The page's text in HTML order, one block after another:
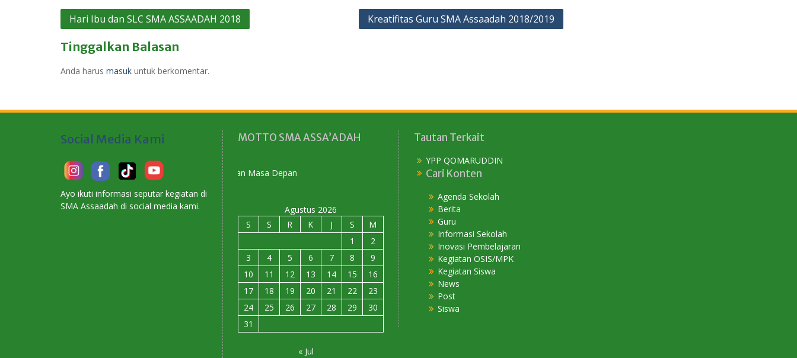
Navigasi
Hari Ibu dan SLC SMA ASSAADAH 2018 Kreatifitas Guru SMA Assaadah 2018/2019
Tinggalkan Balasan
Anda harus masuk untuk berkomentar.
Social Media Kami
Ayo ikuti informasi seputar kegiatan di
SMA Assaadah di social media kami.
MOTTO SMA ASSA’ADAH
Membangun Karakter Menyiapkan Masa Depan
Agustus 2026
S
S R K J S
M
1
2
3
4 5 6 7 8
9
10
11 12 13 14 15
16
17
18 19 20 21 22
23
24
25 26 27 28 29
30
31
« Jul
Tautan Terkait
YPP QOMARUDDIN
Cari Konten
Agenda Sekolah
Berita
Guru
Informasi Sekolah
Inovasi Pembelajaran
Kegiatan OSIS/MPK
Kegiatan Siswa
News
Post
Siswa